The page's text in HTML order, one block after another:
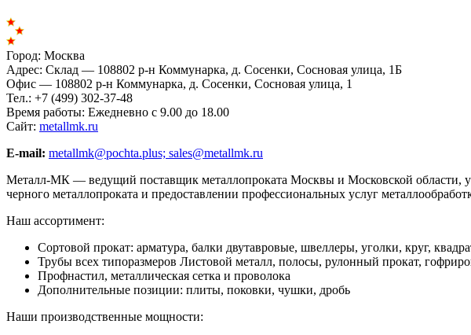
Город: Москва
Адрес: Склад — 108802 р-н Коммунарка, д. Сосенки, Сосновая улица, 1Б
Офис — 108802 р-н Коммунарка, д. Сосенки, Сосновая улица, 1
Тел.: +7 (499) 302-37-48
Время работы: Ежедневно с 9.00 до 18.00
Сайт: metallmk.ru
E-mail: metallmk@pochta.plus; sales@metallmk.ru
Металл-МК — ведущий поставщик металлопроката Москвы и Московской области,
черного металлопроката и предоставлении профессиональных услуг
Наш ассортимент:
Сортовой прокат: арматура, балки двутавровые, швеллеры, уголки, круг,
Трубы всех типоразмеров Листовой металл, полосы, рулонный прокат,
Профнастил, металлическая сетка и проволока
Дополнительные позиции: плиты, поковки, чушки, дробь
Наши производственные мощности: